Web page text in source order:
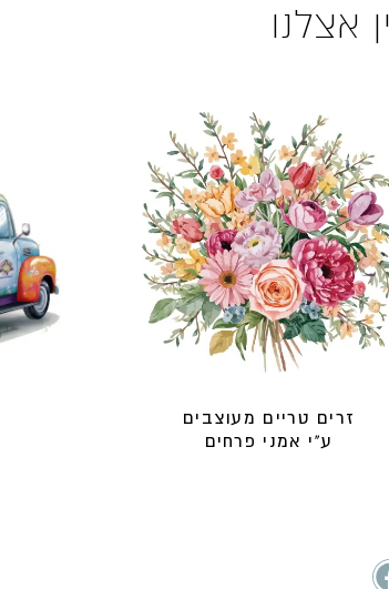
אצלנו
זרים טריים מעוצבים
ע"י אמני פרחים